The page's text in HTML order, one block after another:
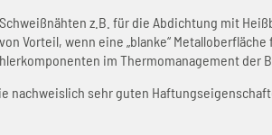
z.B. für die Abdichtung mit
Vorteil, wenn eine „blanke“
im Thermomanagement der
nachweislich sehr guten